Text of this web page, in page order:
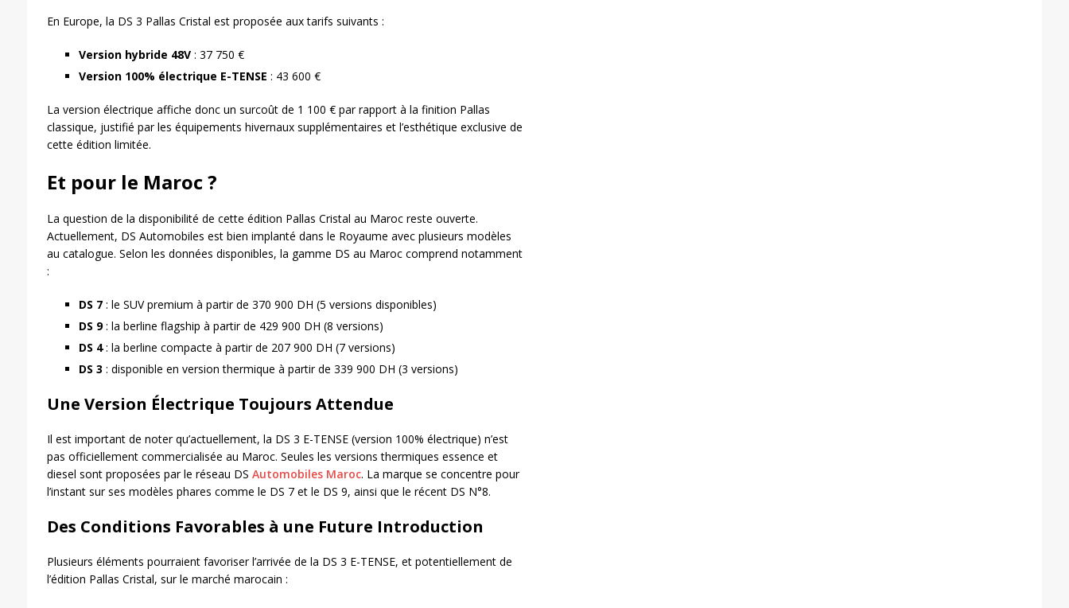
En Europe, la DS 3 Pallas Cristal est proposée aux tarifs suivants :
Version hybride 48V: 37 750 €
Version 100% électrique E-TENSE : 43 600 €
La version électrique affiche donc un surcoût de 1 100 € par rapport à la finition Pallas
classique, justifié par les équipements hivernaux supplémentaires et l’esthétique exclusive de
cette édition limitée.
Et pour le Maroc ?
La question de la disponibilité de cette édition Pallas Cristal au Maroc reste ouverte.
Actuellement, DS Automobiles est bien implanté dans le Royaume avec plusieurs modèles
au catalogue. Selon les données disponibles, la gamme DS au Maroc comprend notamment
:
DS 7: le SUV premium à partir de 370 900 DH (5 versions disponibles)
DS 9: la berline flagship à partir de 429 900 DH (8 versions)
DS 4: la berline compacte à partir de 207 900 DH (7 versions)
DS 3 : disponible en version thermique à partir de 339 900 DH (3 versions)
Une Version Électrique Toujours Attendue
Il est important de noter qu’actuellement, la DS 3 E-TENSE (version 100% électrique) n’est
pas officiellement commercialisée au Maroc. Seules les versions thermiques essence et
diesel sont proposées par le réseau DS Automobiles Maroc. La marque se concentre pour
l’instant sur ses modèles phares comme le DS 7 et le DS 9, ainsi que le récent DS N°8.
Des Conditions Favorables à une Future Introduction
Plusieurs éléments pourraient favoriser l’arrivée de la DS 3 E-TENSE, et potentiellement de
l’édition Pallas Cristal, sur le marché marocain :